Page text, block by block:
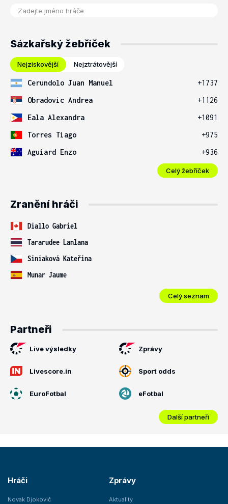
Sázkařský žebříček
Nejziskovější Nejztrátovější
Cerundolo Juan Manuel
+1737
Obradovic Andrea
+1126
Eala Alexandra
+1091
Torres Tiago
+975
Aguiard Enzo
+936
Celý žebříček
Zranění hráči
Diallo Gabriel
Tararudee Lanlana
Siniaková Kateřina
Munar Jaume
Celý seznam
Partneři
Live výsledky Zprávy
Livescore.in Sport odds
EuroFotbal eFotbal
Další partneři
Hráči
Novak Djokovič
Zprávy
Aktuality